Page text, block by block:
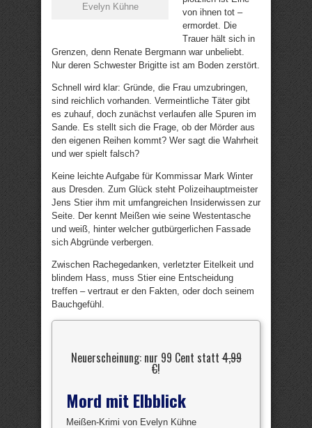
Evelyn Kühne
von ihnen tot –
ermordet. Die
Trauer hält sich in
Grenzen, denn Renate Bergmann war unbeliebt.
Nur deren Schwester Brigitte ist am Boden zerstört.
Schnell wird klar: Gründe, die Frau umzubringen,
sind reichlich vorhanden. Vermeintliche Täter gibt
es zuhauf, doch zunächst verlaufen alle Spuren im
Sande. Es stellt sich die Frage, ob der Mörder aus
den eigenen Reihen kommt? Wer sagt die Wahrheit
und wer spielt falsch?
Keine leichte Aufgabe für Kommissar Mark Winter
aus Dresden. Zum Glück steht Polizeihauptmeister
Jens Stier ihm mit umfangreichen Insiderwissen zur
Seite. Der kennt Meißen wie seine Westentasche
und weiß, hinter welcher gutbürgerlichen Fassade
sich Abgründe verbergen.
Zwischen Rachegedanken, verletzter Eitelkeit und
blindem Hass, muss Stier eine Entscheidung
treffen – vertraut er den Fakten, oder doch seinem
Bauchgefühl.
Neuerscheinung: nur 99 Cent statt4,99
€!
Mord mit Elbblick
Meißen-Krimi von Evelyn Kühne